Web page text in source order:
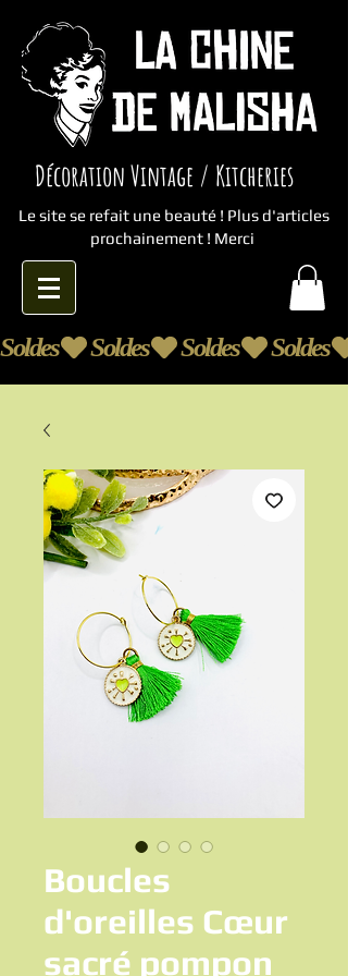
Décoration Vintage / Kitcheries
Le site se refait une beauté ! Plus d'articles
prochainement ! Merci
Soldes
Boucles
d'oreilles Cœur
sacré pompon